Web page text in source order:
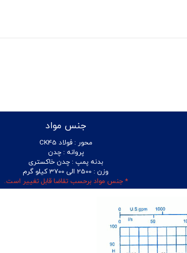
جنس مواد
محور :فولاد CK45
پروانه :چدن
بدنه پمپ : چدن خاکستری
وزن : 2500 الی 3700 کیلو گرم
* جنس مواد برحسب تقاضا قابل تغییر است.